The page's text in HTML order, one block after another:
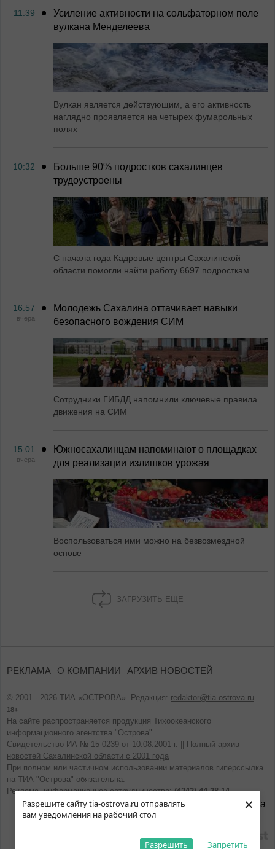
Разрешите сайту tia-ostrova.ru отправлять
вам уведомления на рабочий стол
Запретить
Разрешить
×
11:39
Усиление активности на сольфаторном поле
вулкана Менделеева
Вулкан является действующим, а его активность
наглядно проявляется на четырех фумарольных
полях
10:32
Больше 90% подростков сахалинцев
трудоустроены
С начала года Кадровые центры Сахалинской
области помогли найти работу 6697 подросткам
16:57
вчера
Молодежь Сахалина оттачивает навыки
безопасного вождения СИМ
Сотрудники ГИБДД напомнили ключевые правила
движения на СИМ
15:01
вчера
Южносахалинцам напоминают о площадках
для реализации излишков урожая
Воспользоваться ими можно на безвозмездной
основе
ЗАГРУЗИТЬ ЕЩЕ
РЕКЛАМА О КОМПАНИИ АРХИВ НОВОСТЕЙ
© 2001 - 2026 ТИА «ОСТРОВА». Редакция: redaktor@tia-ostrova.ru.
18+
На сайте распространяется продукция Тихоокеанского
информационного агентства "Острова".
Свидетельство ИА № 15-0239 от 10.08.2001 г. ||
Полный архив
новостей Сахалинской области с 2001 года
При полном или частичном использовании материалов гиперссылка
на ТИА "Острова" обязательна.
Реклама, информационное сотрудничество:(4242) 44-28-14.
разработано